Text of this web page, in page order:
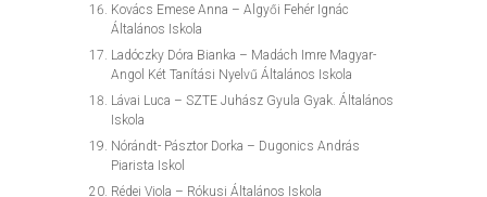
Kovács Emese Anna – Algyői Fehér Ignác
Általános Iskola
Ladóczky Dóra Bianka – Madách Imre Magyar-
Angol Két Tanítási Nyelvű Általános Iskola
Lávai Luca – SZTE Juhász Gyula Gyak. Általános
Iskola
Nórándt- Pásztor Dorka – Dugonics András
Piarista Iskol
Rédei Viola – Rókusi Általános Iskola